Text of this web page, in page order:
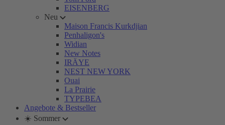
EISENBERG
Neu
Maison Francis Kurkdjian
Penhaligon's
Widian
New Notes
IRÄYE
NEST NEW YORK
Ouai
La Prairie
TYPEBEA
Angebote & Bestseller
☀️ Sommer